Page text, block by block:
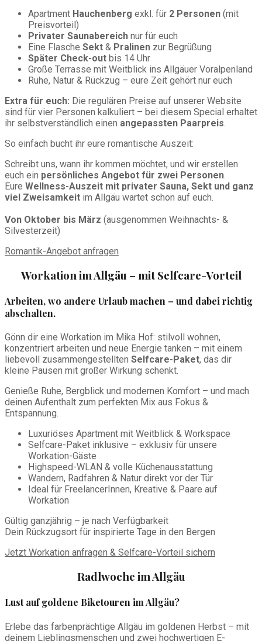
Apartment Hauchenberg exkl. für 2 Personen (mit
Preisvorteil)
Privater Saunabereich nur für euch
Eine Flasche Sekt & Pralinen zur Begrüßung
Später Check-out bis 14 Uhr
Große Terrasse mit Weitblick ins Allgäuer Voralpenland
Ruhe, Natur & Rückzug – eure Zeit gehört nur euch
Extra für euch: Die regulären Preise auf unserer Website
sind für vier Personen kalkuliert – bei diesem Special erhaltet
ihr selbstverständlich einen angepassten Paarpreis.
So einfach bucht ihr eure romantische Auszeit:
Schreibt uns, wann ihr kommen möchtet, und wir erstellen
euch ein persönliches Angebot für zwei Personen.
Eure Wellness-Auszeit mit privater Sauna, Sekt und ganz
viel Zweisamkeit im Allgäu wartet schon auf euch.
Von Oktober bis März (ausgenommen Weihnachts- &
Silvesterzeit)
Romantik-Angebot anfragen
Workation im Allgäu – mit Selfcare-Vorteil
Arbeiten, wo andere Urlaub machen – und dabei richtig
abschalten.
Gönn dir eine Workation im Mika Hof: stilvoll wohnen,
konzentriert arbeiten und neue Energie tanken – mit einem
liebevoll zusammengestellten Selfcare-Paket, das dir
kleine Pausen mit großer Wirkung schenkt.
Genieße Ruhe, Bergblick und modernen Komfort – und mach
deinen Aufenthalt zum perfekten Mix aus Fokus &
Entspannung.
Luxuriöses Apartment mit Weitblick & Workspace
Selfcare-Paket inklusive – exklusiv für unsere
Workation-Gäste
Highspeed-WLAN & volle Küchenausstattung
Wandern, Radfahren & Natur direkt vor der Tür
Ideal für FreelancerInnen, Kreative & Paare auf
Workation
Gültig ganzjährig – je nach Verfügbarkeit
Dein Rückzugsort für inspirierte Tage in den Bergen
Jetzt Workation anfragen & Selfcare-Vorteil sichern
Radlwoche im Allgäu
Lust auf goldene Biketouren im Allgäu?
Erlebe das farbenprächtige Allgäu im goldenen Herbst – mit
deinem Lieblingsmenschen und zwei hochwertigen E-